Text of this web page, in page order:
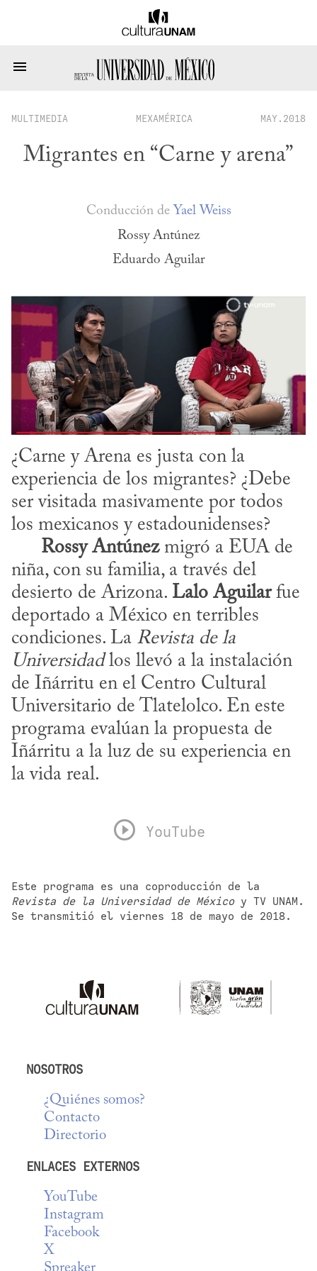
MULTIMEDIA MEXAMÉRICA MAY.2018
Migrantes en “Carne y arena”
Conducción de Yael Weiss
Rossy Antúnez
Eduardo Aguilar
¿Carne y Arena es justa con la
experiencia de los migrantes? ¿Debe
ser visitada masivamente por todos
los mexicanos y estadounidenses?
Rossy Antúnez migró a EUA de
niña, con su familia, a través del
desierto de Arizona. Lalo Aguilar fue
deportado a México en terribles
condiciones. La Revista de la
Universidad los llevó a la instalación
de Iñárritu en el Centro Cultural
Universitario de Tlatelolco. En este
programa evalúan la propuesta de
Iñárritu a la luz de su experiencia en
la vida real.
YouTube
Revista de la Universidad de México y TV UNAM.
Se transmitió el viernes 18 de mayo de 2018.
NOSOTROS
¿Quiénes somos?
Contacto
Directorio
ENLACES EXTERNOS
YouTube
Instagram
Facebook
X